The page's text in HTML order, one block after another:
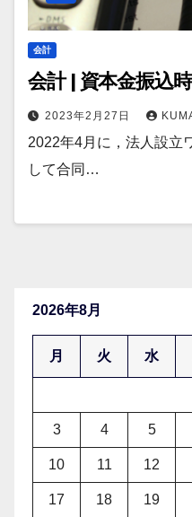
会計
会計 | 資本金振込
2023年2月27日
2022年4月に，法人設立
して合同…
2026年8月
月 火 水
3 4 5
10 11 12
17 18 19